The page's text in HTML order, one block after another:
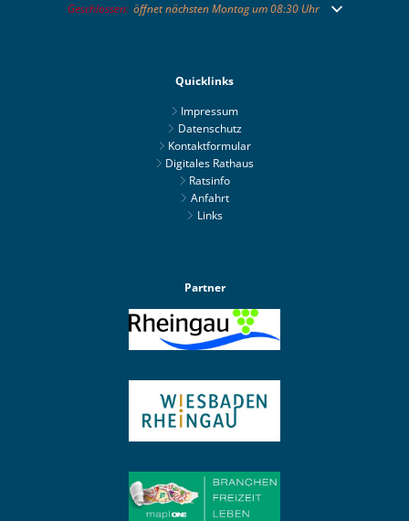
Klicken, um weitere Öffnungs- oder Schließzeiten auszublenden
Geschlossen: öffnet nächsten Montag um 08:30 Uhr
Quicklinks
Impressum
Datenschutz
Kontaktformular
Digitales Rathaus
Ratsinfo
Anfahrt
Links
Partner